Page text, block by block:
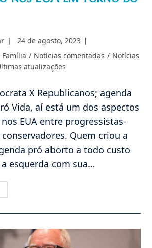
Post
24 de agosto, 2023
Família / Notícias comentadas / Notícias
atualizações
X Republicanos; agenda
Vida, aí está um dos aspectos
EUA entre progressistas-
Quem criou a
pró aborto a todo custo
esquerda com sua…